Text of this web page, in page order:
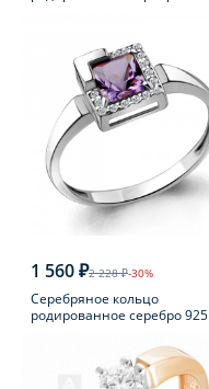
1 560 ₽2 228 ₽-30%
Серебряное кольцо
родированное серебро 925